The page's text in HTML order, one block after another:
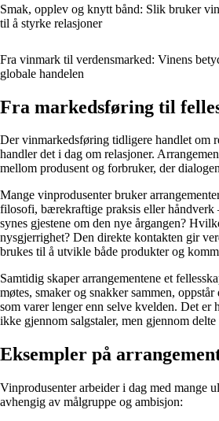
Smak, opplev og knytt bånd: Slik bruker
til å styrke relasjoner
Fra vinmark til verdensmarked: Vinens
globale handelen
Fra markedsføring til
Der vinmarkedsføring tidligere handlet om
handler det i dag om relasjoner.
mellom produsent og forbruker, der
Mange vinprodusenter bruker
filosofi, bærekraftige praksis eller håndverk
synes gjestene om den nye årgangen?
nysgjerrighet? Den direkte kontakten gir
brukes til å utvikle både produkter og
Samtidig skaper arrangementene et
møtes, smaker og snakker sammen,
som varer lenger enn selve kvelden. Det er
ikke gjennom salgstaler, men gjennom
Eksempler på
Vinprodusenter arbeider i dag med mange
avhengig av målgruppe og ambisjon: